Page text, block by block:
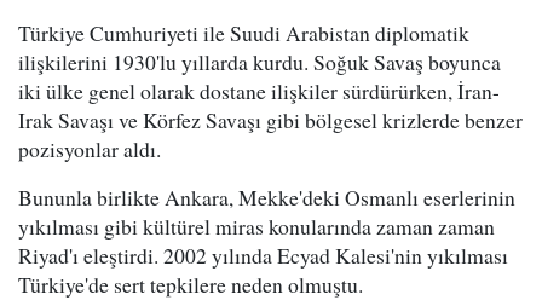
Türkiye Cumhuriyeti ile Suudi Arabistan diplomatik
ilişkilerini 1930'lu yıllarda kurdu. Soğuk Savaş boyunca
iki ülke genel olarak dostane ilişkiler sürdürürken, İran-
Irak Savaşı ve Körfez Savaşı gibi bölgesel krizlerde benzer
pozisyonlar aldı.
Bununla birlikte Ankara, Mekke'deki Osmanlı eserlerinin
yıkılması gibi kültürel miras konularında zaman zaman
Riyad'ı eleştirdi. 2002 yılında Ecyad Kalesi'nin yıkılması
Türkiye'de sert tepkilere neden olmuştu.